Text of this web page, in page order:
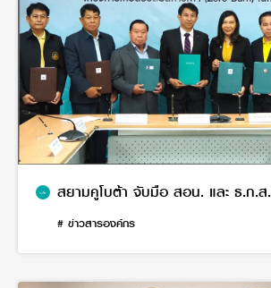
สยามคูโบต้า จับมือ สอน. และ ธ.ก.ส.
# ข่าวสารองค์กร